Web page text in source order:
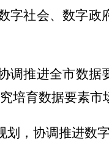
字社会、数字政
调推进全市数据
究培育数据要素
，协调推进数